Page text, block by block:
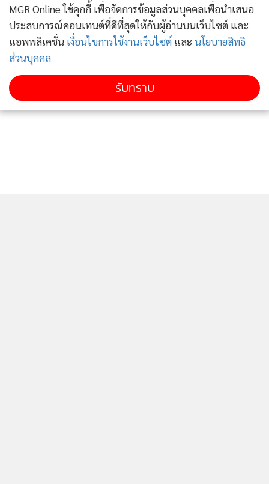
ทั้งนี้ เมื่อติดตั้งขยายครบทั้งโครงการ จะเป็นการกระจายความ
เจริญ และสร้างโอกาสครั้งสำคัญให้กับชุมชนในการพัฒนา
หมู่บ้าน ส่งเสริมเศรษฐกิจฐานรากของประเทศไทยให้เข้มแข็งทั้ง
ด้านเศรษฐกิจ ด้านคุณภาพการศึกษา การสาธารณสุข และการ
เข้าถึงบริการของภาครัฐของประชาชน และชุมชน
MGR Online ใช้คุกกี้ เพื่อจัดการข้อมูลส่วนบุคคลเพื่อนำเสนอ
ประสบการณ์คอนเทนต์ที่ดีที่สุดให้กับผู้อ่านบนเว็บไซต์ และ
แอพพลิเคชั่น เงื่อนไขการใช้งานเว็บไซต์ และ นโยบายสิทธิ
ส่วนบุคคล
รับทราบ